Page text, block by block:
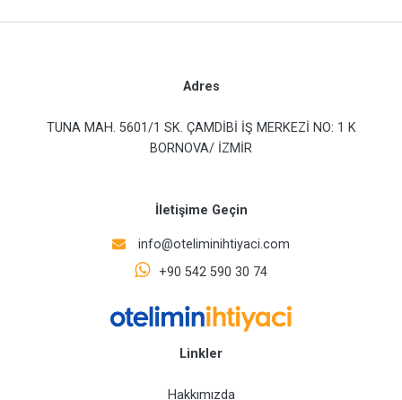
Adres
TUNA MAH. 5601/1 SK. ÇAMDİBİ İŞ MERKEZİ NO: 1 K
BORNOVA/ İZMİR
İletişime Geçin
info@oteliminihtiyaci.com
+90 542 590 30 74
Linkler
Hakkımızda